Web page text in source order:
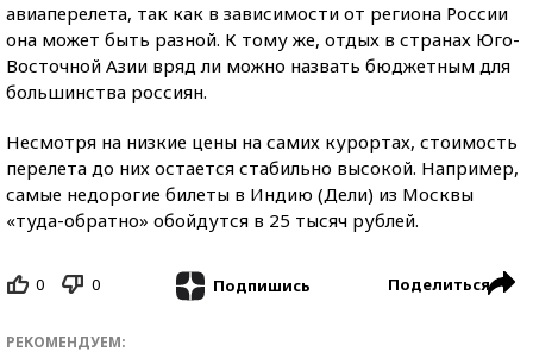
авиаперелета, так как в зависимости от региона России
она может быть разной. К тому же, отдых в странах Юго-
Восточной Азии вряд ли можно назвать бюджетным для
большинства россиян.
Несмотря на низкие цены на самих курортах, стоимость
перелета до них остается стабильно высокой. Например,
самые недорогие билеты в Индию (Дели) из Москвы
«туда-обратно» обойдутся в 25 тысяч рублей.
0 0 Подпишись Поделиться
РЕКОМЕНДУЕМ: